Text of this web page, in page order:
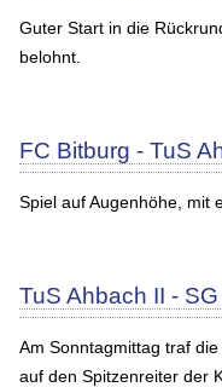
Guter Start in die
belohnt.
FC Bitburg - TuS
Spiel auf Augenhöhe, mit
TuS Ahbach II -
Am Sonntagmittag traf
auf den Spitzenreiter der